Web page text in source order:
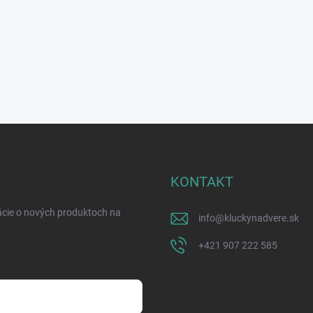
o nových produktoch na
KONTAKT
info@kluckynadvere.sk
+421 907 222 585